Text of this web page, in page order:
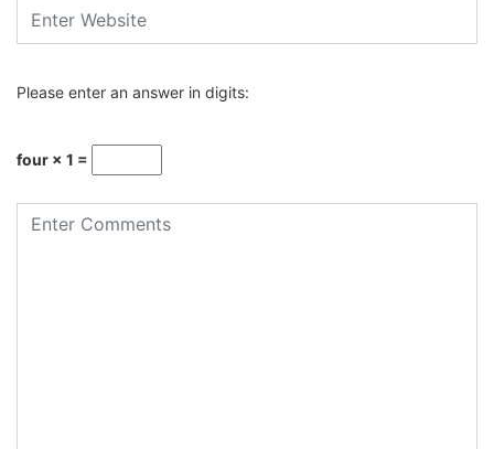
Please enter an answer in digits:
four × 1 =